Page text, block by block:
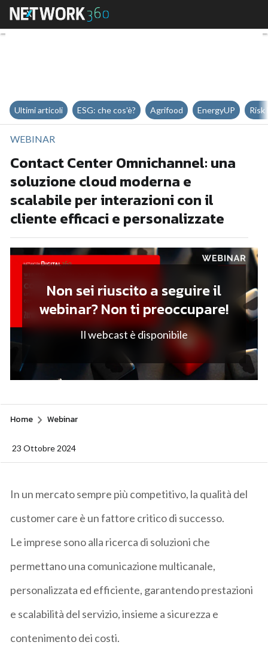
Contact Center Omnichannel:
Ultimi articoli ESG: che cos'è? Agrifood EnergyUP Risk
WEBINAR
Contact Center Omnichannel: una
soluzione cloud moderna e
scalabile per interazioni con il
cliente efficaci e personalizzate
Non sei riuscito a seguire il
webinar? Non ti preoccupare!
Il webcast è disponibile
Home Webinar
23 Ottobre 2024
In un mercato sempre più competitivo, la qualità del
customer care è un fattore critico di successo.
Le imprese sono alla ricerca di soluzioni che
permettano una comunicazione multicanale,
personalizzata ed efficiente, garantendo prestazioni
e scalabilità del servizio, insieme a sicurezza e
contenimento dei costi.